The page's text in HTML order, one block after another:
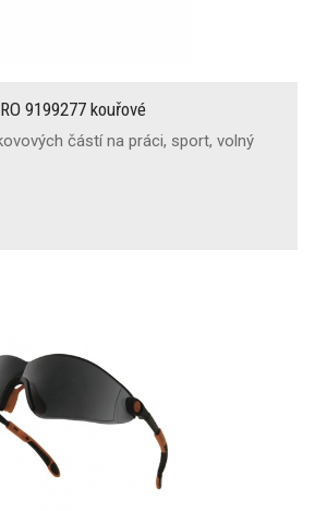
9199277 kouřové
částí na práci, sport, volný